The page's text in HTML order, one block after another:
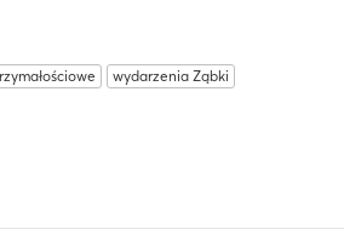
wydarzenia Ząbki